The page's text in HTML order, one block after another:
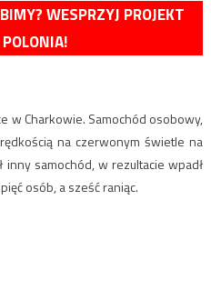
WESPRZYJ PROJEKT
w Charkowie. Samochód osobowy,
na czerwonym świetle na
samochód, w rezultacie wpadł
osób, a sześć raniąc.